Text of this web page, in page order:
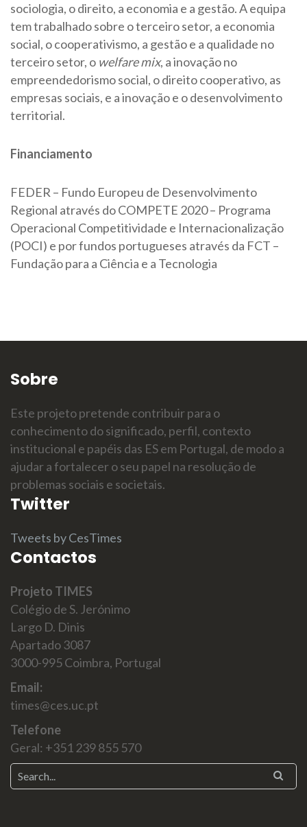
sociologia, o direito, a economia e a gestão. A equipa
tem trabalhado sobre o terceiro setor, a economia
social, o cooperativismo, a gestão e a qualidade no
terceiro setor, o welfare mix, a inovação no
empreendedorismo social, o direito cooperativo, as
empresas sociais, e a inovação e o desenvolvimento
territorial.
Financiamento
FEDER – Fundo Europeu de Desenvolvimento
Regional através do COMPETE 2020 – Programa
Operacional Competitividade e Internacionalização
(POCI) e por fundos portugueses através da FCT –
Fundação para a Ciência e a Tecnologia
Sobre
Este projeto pretende contribuir para o
conhecimento do significado, perfil, contexto
institucional e papéis das ES em Portugal, de modo a
ajudar a fortalecer o seu papel na resolução de
problemas sociais e societais.
Twitter
Tweets by CesTimes
Contactos
Projeto TIMES
Colégio de S. Jerónimo
Largo D. Dinis
Apartado 3087
3000-995 Coimbra, Portugal
Email:
times@ces.uc.pt
Telefone
Geral: +351 239 855 570